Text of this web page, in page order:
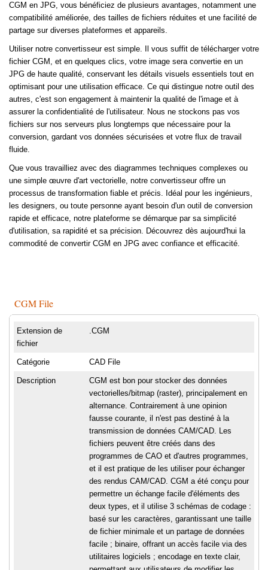
CGM en JPG, vous bénéficiez de plusieurs avantages, notamment une
compatibilité améliorée, des tailles de fichiers réduites et une facilité de
partage sur diverses plateformes et appareils.
Utiliser notre convertisseur est simple. Il vous suffit de télécharger votre
fichier CGM, et en quelques clics, votre image sera convertie en un
JPG de haute qualité, conservant les détails visuels essentiels tout en
optimisant pour une utilisation efficace. Ce qui distingue notre outil des
autres, c'est son engagement à maintenir la qualité de l'image et à
assurer la confidentialité de l'utilisateur. Nous ne stockons pas vos
fichiers sur nos serveurs plus longtemps que nécessaire pour la
conversion, gardant vos données sécurisées et votre flux de travail
fluide.
Que vous travailliez avec des diagrammes techniques complexes ou
une simple œuvre d'art vectorielle, notre convertisseur offre un
processus de transformation fiable et précis. Idéal pour les ingénieurs,
les designers, ou toute personne ayant besoin d'un outil de conversion
rapide et efficace, notre plateforme se démarque par sa simplicité
d'utilisation, sa rapidité et sa précision. Découvrez dès aujourd'hui la
commodité de convertir CGM en JPG avec confiance et efficacité.
CGM File
Extension de
fichier
.CGM
Catégorie CAD File
Description
CGM est bon pour stocker des données
vectorielles/bitmap (raster), principalement en
alternance. Contrairement à une opinion
fausse courante, il n'est pas destiné à la
transmission de données CAM/CAD. Les
fichiers peuvent être créés dans des
programmes de CAO et d'autres programmes,
et il est pratique de les utiliser pour échanger
des rendus CAM/CAD. CGM a été conçu pour
permettre un échange facile d'éléments des
deux types, et il utilise 3 schémas de codage :
basé sur les caractères, garantissant une taille
de fichier minimale et un partage de données
facile ; binaire, offrant un accès facile via des
utilitaires logiciels ; encodage en texte clair,